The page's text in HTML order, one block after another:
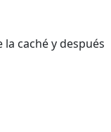
caché y después